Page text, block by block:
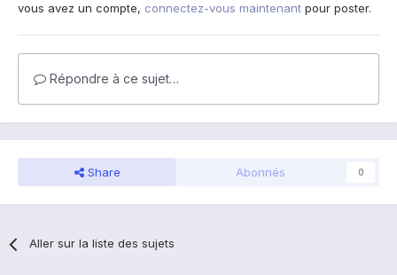
vous avez un compte, connectez-vous maintenant pour poster.
Répondre à ce sujet…
Share Abonnés 0
Aller sur la liste des sujets